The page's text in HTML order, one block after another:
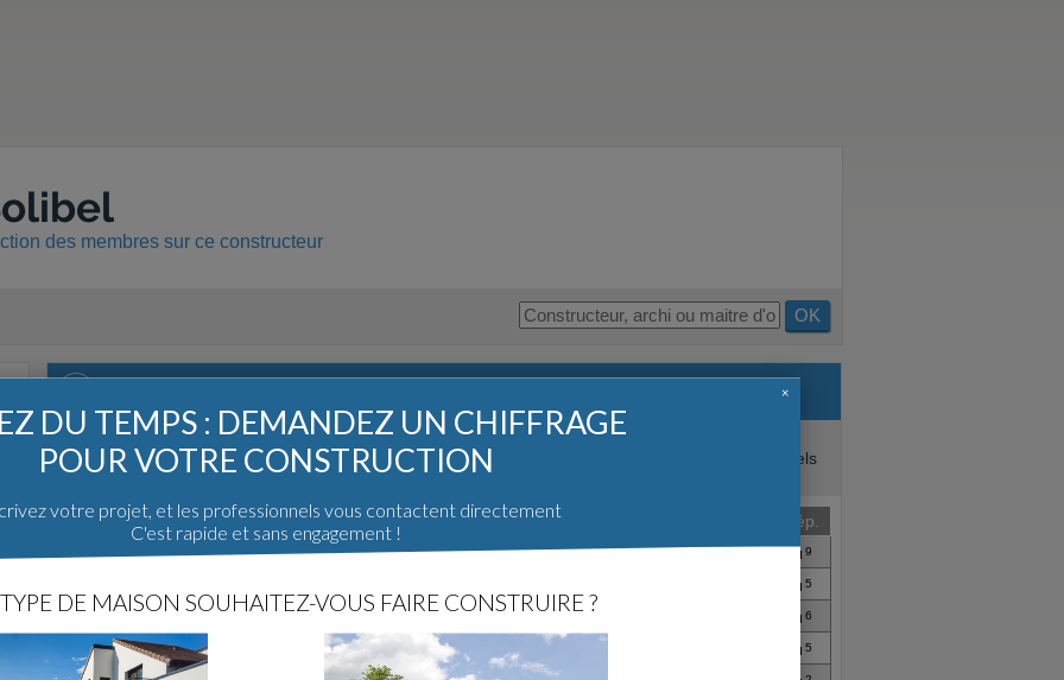
des membres sur ce constructeur
OK
Nous vous conseillons de rester prudent quant aux messages que vous pouvez lire dans les
discussions à propos d'un constructeur. Pour trouver des avis pertinents sur les professionnels
de la construction, consultez notre guide en cliquant ici
Sujet
Rép.
Constructeurs du sud-est... Mars 2006 9
5
[84] Que pensez-vous de la proposition de ce constructeur ? 6
[84]Maison SOLIBEL en Vaucluse 5
DU TEMPS : DEMANDEZ UN CHIFFRAGE
POUR VOTRE CONSTRUCTION
votre projet, et les professionnels vous contactent directement
C'est rapide et sans engagement !
DE MAISON SOUHAITEZ-VOUS FAIRE CONSTRUIRE ?
×